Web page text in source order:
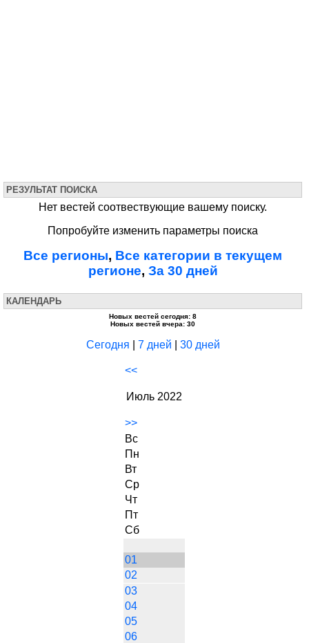
РЕЗУЛЬТАТ ПОИСКА
Нет вестей соотвествующие вашему поиску.
Попробуйте изменить параметры поиска
Все регионы, Все категории в текущем
регионе, За 30 дней
КАЛЕНДАРЬ
Новых вестей сегодня: 8
Новых вестей вчера: 30
Сегодня 7 дней 30 дней
<<
Июль 2022
>>
Вс
Пн
Вт
Ср
Чт
Пт
Сб
01
02
03
04
05
06